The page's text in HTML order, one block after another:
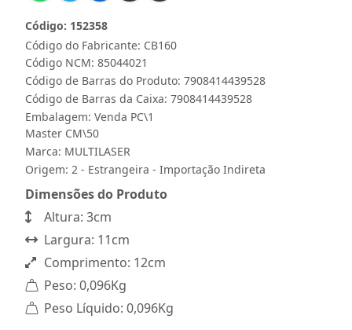
Código do Fabricante: CB160
Código: 152358
Código NCM: 85044021
Código de Barras do Produto: 7908414439528
Código de Barras da Caixa: 7908414439528
Embalagem: Venda PC\1
Master CM\50
Marca: MULTILASER
Origem: 2 - Estrangeira - Importação Indireta
Dimensões do Produto
Altura: 3cm
Largura: 11cm
Comprimento: 12cm
Peso: 0,096Kg
Peso Líquido: 0,096Kg